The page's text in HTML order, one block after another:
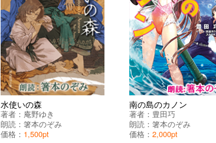
水使いの森
著者： 庵野ゆき
朗読： 箸本のぞみ
価格： 1,500pt
南の島のカノン
著者： 豊田巧
朗読：箸本のぞみ
価格：2,000pt